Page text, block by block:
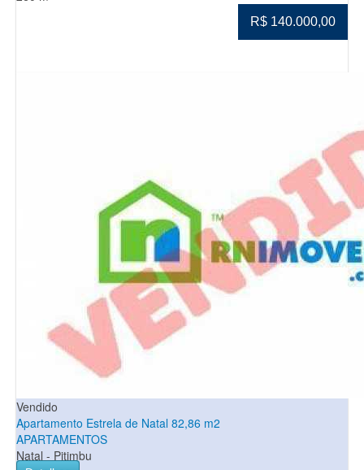
R$ 140.000,00
Vendido
Apartamento Estrela de Natal 82,86 m2
APARTAMENTOS
Natal - Pitimbu